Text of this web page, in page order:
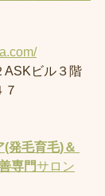
ASKビル３階
(発毛育毛)＆
専門サロン